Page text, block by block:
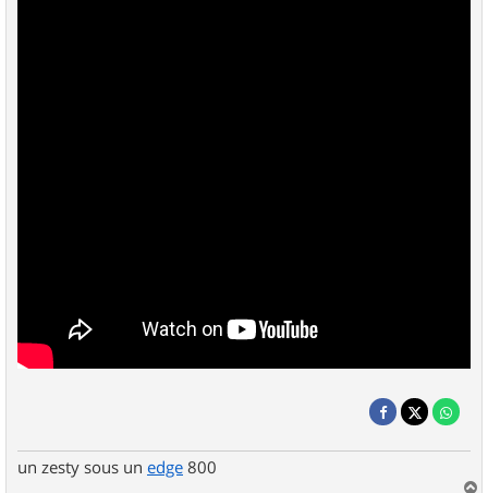
un zesty sous un edge 800